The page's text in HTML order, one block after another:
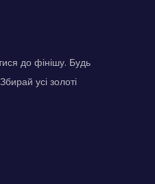
до фінішу. Будь
усі золоті